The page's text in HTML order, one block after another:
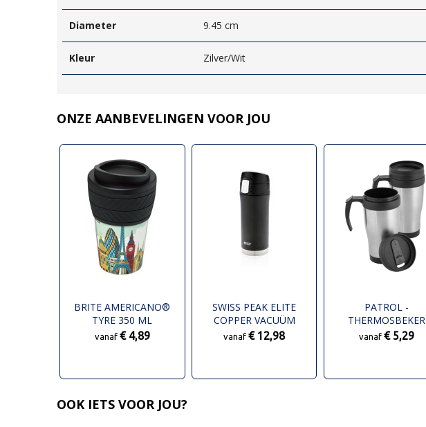
Diameter 9.45 cm
Kleur Zilver/Wit
ONZE AANBEVELINGEN VOOR JOU
BRITE AMERICANO®
TYRE 350 ML
GEÏSOLEERDE BEKER
vanaf € 4,89
SWISS PEAK ELITE
COPPER VACUÜM
LEKVRIJE MOK
vanaf€ 12,98
PATROL -
THERMOSBEKER
vanaf € 5,29
OOK IETS VOOR JOU?